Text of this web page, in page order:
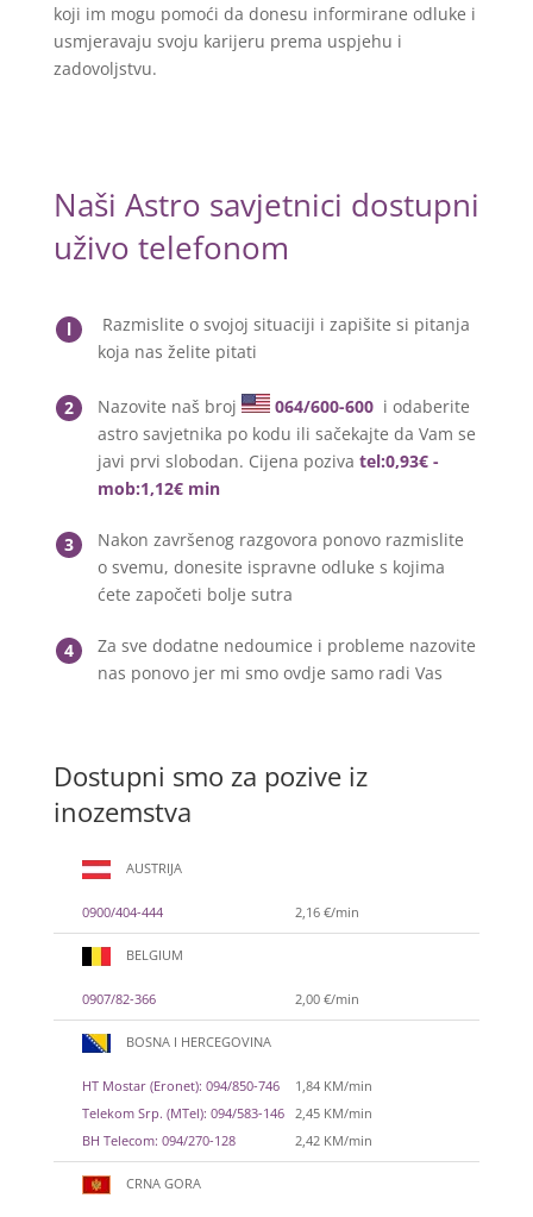
koji im mogu pomoći da donesu informirane odluke i
usmjeravaju svoju karijeru prema uspjehu i
zadovoljstvu.
Naši Astro savjetnici dostupni
uživo telefonom
l
Razmislite o svojoj situaciji i zapišite si pitanja
koja nas želite pitati
2 Nazovite naš broj 064/600-600 i odaberite
astro savjetnika po kodu ili sačekajte da Vam se
javi prvi slobodan. Cijena poziva tel:0,93€ -
mob:1,12€ min
3
Nakon završenog razgovora ponovo razmislite
o svemu, donesite ispravne odluke s kojima
ćete započeti bolje sutra
4
Za sve dodatne nedoumice i probleme nazovite
nas ponovo jer mi smo ovdje samo radi Vas
Dostupni smo za pozive iz
inozemstva
AUSTRIJA
0900/404-444 2,16 €/min
BELGIUM
0907/82-366 2,00 €/min
BOSNA I HERCEGOVINA
HT Mostar (Eronet): 094/850-746
1,84 KM/min
Telekom Srp. (MTel): 094/583-146
2,45 KM/min
BH Telecom: 094/270-128
2,42 KM/min
CRNA GORA